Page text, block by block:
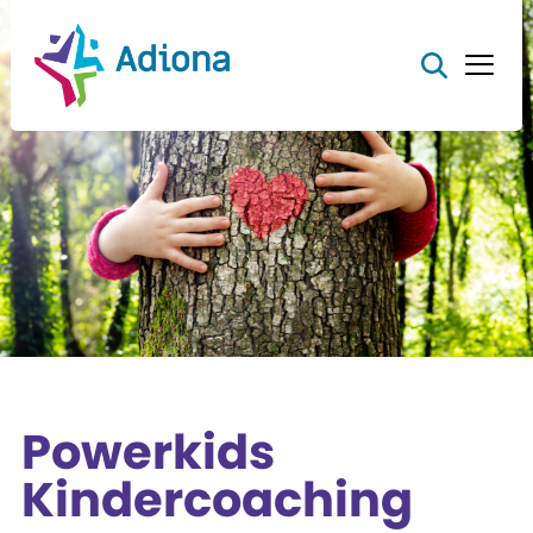
Powerkids
Kindercoaching